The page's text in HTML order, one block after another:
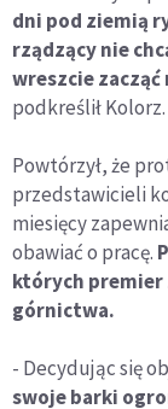
dni pod ziemią
rządzący nie
wreszcie
podkreślił Kolorz.
Powtórzył, że
przedstawicieli
miesięcy
obawiać o pracę.
których premier
górnictwa.
- Decydując się
swoje barki